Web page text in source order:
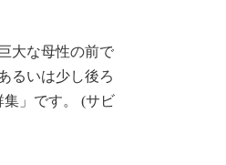
大な母性の前で
るいは少し後ろ
」です。 (サビ